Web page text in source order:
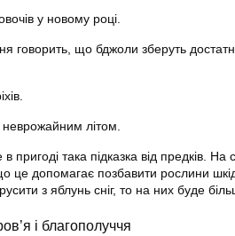
у новому році.
говорить, що бджоли зберуть
літом.
така підказка від предків. На
допомагає позбавити рослини
з яблунь сніг, то на них буде
і благополуччя